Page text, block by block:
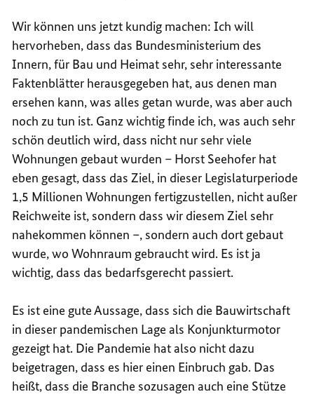
Wir können uns jetzt kundig machen: Ich will
hervorheben, dass das Bundesministerium des
Innern, für Bau und Heimat sehr, sehr interessante
Faktenblätter herausgegeben hat, aus denen man
ersehen kann, was alles getan wurde, was aber auch
noch zu tun ist. Ganz wichtig finde ich, was auch sehr
schön deutlich wird, dass nicht nur sehr viele
Wohnungen gebaut wurden – Horst Seehofer hat
eben gesagt, dass das Ziel, in dieser Legislaturperiode
1,5 Millionen Wohnungen fertigzustellen, nicht außer
Reichweite ist, sondern dass wir diesem Ziel sehr
nahekommen können –, sondern auch dort gebaut
wurde, wo Wohnraum gebraucht wird. Es ist ja
wichtig, dass das bedarfsgerecht passiert.
Es ist eine gute Aussage, dass sich die Bauwirtschaft
in dieser pandemischen Lage als Konjunkturmotor
gezeigt hat. Die Pandemie hat also nicht dazu
beigetragen, dass es hier einen Einbruch gab. Das
heißt, dass die Branche sozusagen auch eine Stütze